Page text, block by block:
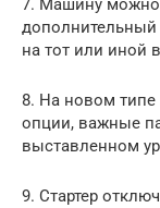
7. Машину можно
дополнительный
на тот или иной
8. На новом типе
опции, важные
выставленном
9. Стартер